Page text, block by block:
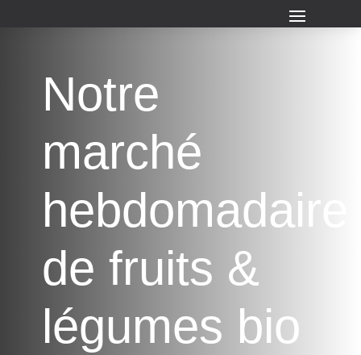
Notre
marché
hebdomadaire
de fruits &
légumes bio